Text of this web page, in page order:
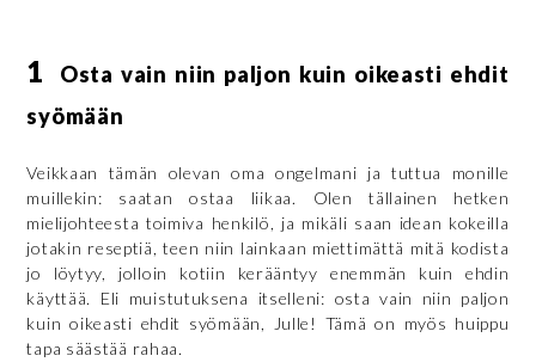
1 Osta vain niin paljon kuin oikeasti ehdit
syömään
Veikkaan tämän olevan oma ongelmani ja tuttua monille
muillekin: saatan ostaa liikaa. Olen tällainen hetken
mielijohteesta toimiva henkilö, ja mikäli saan idean kokeilla
jotakin reseptiä, teen niin lainkaan miettimättä mitä kodista
jo löytyy, jolloin kotiin kerääntyy enemmän kuin ehdin
käyttää. Eli muistutuksena itselleni: osta vain niin paljon
kuin oikeasti ehdit syömään, Julle! Tämä on myös huippu
tapa säästää rahaa.